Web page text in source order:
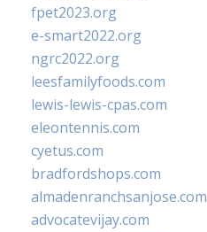
fpet2023.org
e-smart2022.org
ngrc2022.org
leesfamilyfoods.com
lewis-lewis-cpas.com
eleontennis.com
cyetus.com
bradfordshops.com
almadenranchsanjose.com
advocatevijay.com